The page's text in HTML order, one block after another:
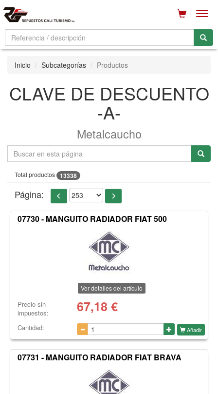
Inicio Subcategorías Productos
CLAVE DE DESCUENTO
-A-
Metalcaucho
Total productos 13338
Página:
07730 - MANGUITO RADIADOR FIAT 500
Ver detalles del artículo
Precio sin
impuestos:
67,18 €
Cantidad: Añadir
07731 - MANGUITO RADIADOR FIAT BRAVA